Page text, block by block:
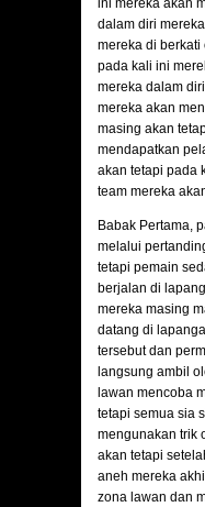
ini mereka akan
dalam diri
mereka di berkati
pada kali ini
mereka dalam
mereka akan
masing akan
mendapatkan
akan tetapi pada
team mereka
Babak Pertama,
melalui
tetapi pemain
berjalan di
mereka masing
datang di
tersebut dan
langsung ambil
lawan mencoba
tetapi semua sia
mengunakan trik
akan tetapi
aneh mereka
zona lawan dan